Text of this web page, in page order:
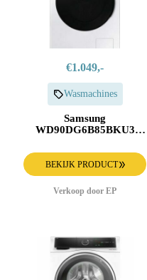
€1.049,-
Wasmachines
Samsung
WD90DG6B85BKU3
droogcombinatie
BEKIJK PRODUCT
Verkoop door EP